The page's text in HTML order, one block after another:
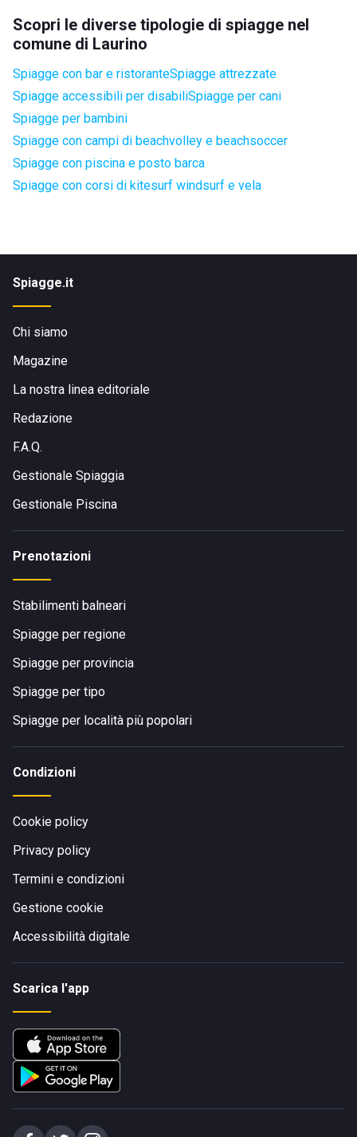
Scopri le diverse tipologie di spiagge nel
comune di Laurino
Spiagge con bar e ristoranteSpiagge attrezzate
Spiagge accessibili per disabiliSpiagge per cani
Spiagge per bambini
Spiagge con campi di beachvolley e beachsoccer
Spiagge con piscina e posto barca
Spiagge con corsi di kitesurf windsurf e vela
Spiagge.it
Chi siamo
Magazine
La nostra linea editoriale
Redazione
F.A.Q.
Gestionale Spiaggia
Gestionale Piscina
Prenotazioni
Stabilimenti balneari
Spiagge per regione
Spiagge per provincia
Spiagge per tipo
Spiagge per località più popolari
Condizioni
Cookie policy
Privacy policy
Termini e condizioni
Gestione cookie
Accessibilità digitale
Scarica l'app